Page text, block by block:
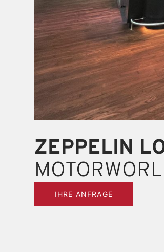
ZEPPELIN
IHRE ANFRAGE